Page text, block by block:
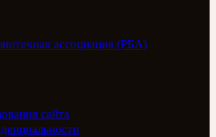
ассоциация (РБА)
сайта